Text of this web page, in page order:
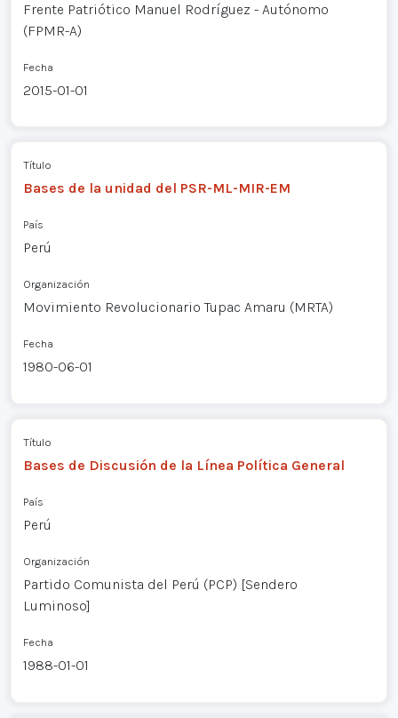
Frente Patriótico Manuel Rodríguez - Autónomo
(FPMR-A)
Fecha
2015-01-01
Título
Bases de la unidad del PSR-ML-MIR-EM
País
Perú
Organización
Movimiento Revolucionario Tupac Amaru (MRTA)
Fecha
1980-06-01
Título
Bases de Discusión de la Línea Política General
País
Perú
Organización
Partido Comunista del Perú (PCP) [Sendero
Luminoso]
Fecha
1988-01-01